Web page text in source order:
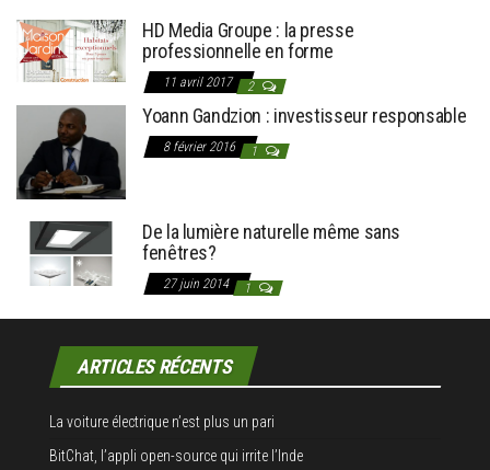
HD Media Groupe : la presse
professionnelle en forme
11 avril 2017 2
Yoann Gandzion : investisseur responsable
8 février 2016 1
De la lumière naturelle même sans
fenêtres?
27 juin 2014 1
ARTICLES RÉCENTS
La voiture électrique n’est plus un pari
BitChat, l’appli open-source qui irrite l’Inde